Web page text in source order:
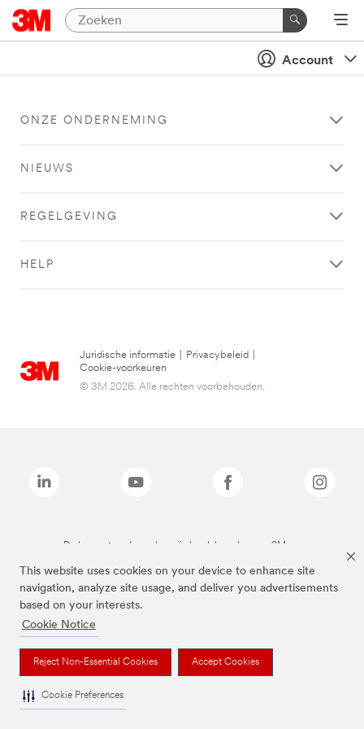
This website uses cookies on your device to enhance site
navigation, analyze site usage, and deliver you advertisements
based on your interests.
Cookie Notice
Reject Non-Essential Cookies Accept Cookies
Cookie Preferences
Account
ONZE ONDERNEMING
NIEUWS
REGELGEVING
HELP
Juridische informatie Privacybeleid
Cookie-voorkeuren
© 3M 2026. Alle rechten voorbehouden.
De bovenstaande merken zijn handelsmerken van 3M.we